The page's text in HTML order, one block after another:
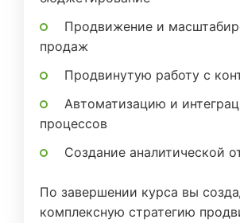
Продвижение и
продаж
Продвинутую работу с
Автоматизацию и
процессов
Создание аналитической
По завершении курса вы
комплексную стратегию